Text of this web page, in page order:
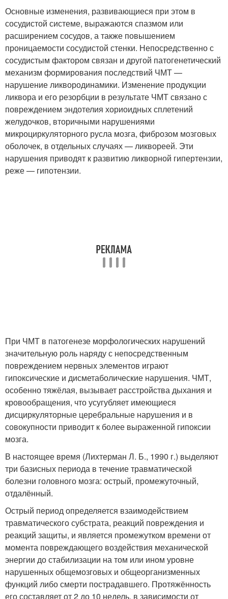
Основные изменения, развивающиеся при этом в
сосудистой системе, выражаются спазмом или
расширением сосудов, а также повышением
проницаемости сосудистой стенки. Непосредственно с
сосудистым фактором связан и другой патогенетический
механизм формирования последствий ЧМТ —
нарушение ликвородинамики. Изменение продукции
ликвора и его резорбции в результате ЧМТ связано с
повреждением эндотелия хориоидных сплетений
желудочков, вторичными нарушениями
микроциркуляторного русла мозга, фиброзом мозговых
оболочек, в отдельных случаях — ликвореей. Эти
нарушения приводят к развитию ликворной гипертензии,
реже — гипотензии.
При ЧМТ в патогенезе морфологических нарушений
значительную роль наряду с непосредственным
повреждением нервных элементов играют
гипоксические и дисметаболические нарушения. ЧМТ,
особенно тяжёлая, вызывает расстройства дыхания и
кровообращения, что усугубляет имеющиеся
дисциркуляторные церебральные нарушения и в
совокупности приводит к более выраженной гипоксии
мозга.
В настоящее время (Лихтерман Л. Б., 1990 г.) выделяют
три базисных периода в течение травматической
болезни головного мозга: острый, промежуточный,
отдалённый.
Острый период определяется взаимодействием
травматического субстрата, реакций повреждения и
реакций защиты, и является промежутком времени от
момента повреждающего воздействия механической
энергии до стабилизации на том или ином уровне
нарушенных общемозговых и общеорганизменных
функций либо смерти пострадавшего. Протяжённость
его составляет от 2 до 10 недель, в зависимости от